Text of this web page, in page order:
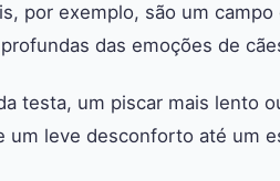
por exemplo, são um
das emoções de
testa, um piscar mais lento
um leve desconforto até um